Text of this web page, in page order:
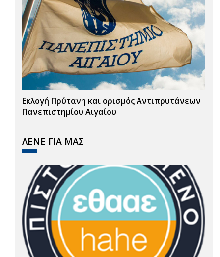
Εκλογή Πρύτανη και ορισμός Αντιπρυτάνεων
Πανεπιστημίου Αιγαίου
ΛΕΝΕ ΓΙΑ ΜΑΣ